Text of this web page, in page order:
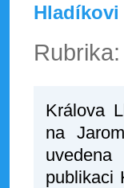
Hladíkovi
Rubrika:
Králova
na
publikaci